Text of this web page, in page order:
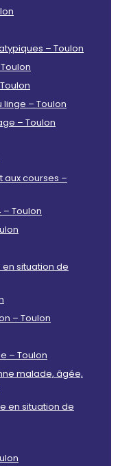
– Toulon
– Toulon
– Toulon
courses –
Toulon
situation de
– Toulon
– Toulon
malade, âgée,
en situation de